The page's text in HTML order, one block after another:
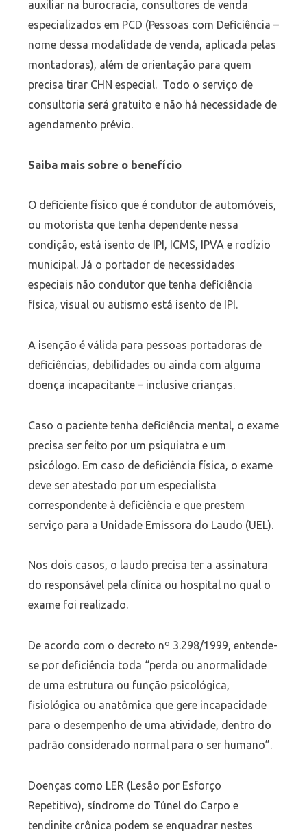
auxiliar na burocracia, consultores de venda
especializados em PCD (Pessoas com Deficiência –
nome dessa modalidade de venda, aplicada pelas
montadoras), além de orientação para quem
precisa tirar CHN especial. Todo o serviço de
consultoria será gratuito e não há necessidade de
agendamento prévio.
Saiba mais sobre o benefício
O deficiente físico que é condutor de automóveis,
ou motorista que tenha dependente nessa
condição, está isento de IPI, ICMS, IPVA e rodízio
municipal. Já o portador de necessidades
especiais não condutor que tenha deficiência
física, visual ou autismo está isento de IPI.
A isenção é válida para pessoas portadoras de
deficiências, debilidades ou ainda com alguma
doença incapacitante – inclusive crianças.
Caso o paciente tenha deficiência mental, o exame
precisa ser feito por um psiquiatra e um
psicólogo. Em caso de deficiência física, o exame
deve ser atestado por um especialista
correspondente à deficiência e que prestem
serviço para a Unidade Emissora do Laudo (UEL).
Nos dois casos, o laudo precisa ter a assinatura
do responsável pela clínica ou hospital no qual o
exame foi realizado.
De acordo com o decreto nº 3.298/1999, entende-
se por deficiência toda “perda ou anormalidade
de uma estrutura ou função psicológica,
fisiológica ou anatômica que gere incapacidade
para o desempenho de uma atividade, dentro do
padrão considerado normal para o ser humano”.
Doenças como LER (Lesão por Esforço
Repetitivo), síndrome do Túnel do Carpo e
tendinite crônica podem se enquadrar nestes